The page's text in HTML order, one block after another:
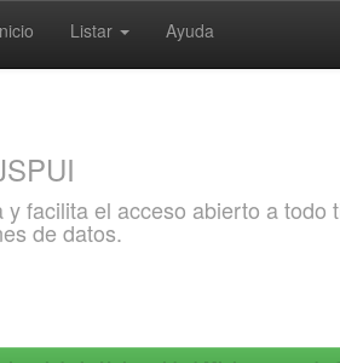
Listar Ayuda
y facilita el acceso abierto a
de datos.